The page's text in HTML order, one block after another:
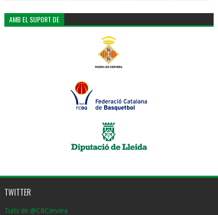
AMB EL SUPORT DE
TWITTER
Tuits de @CBCervera